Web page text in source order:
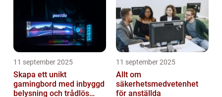
11 september 2025
Skapa ett unikt
gamingbord med inbyggd
belysning och trådlös
11 september 2025
Allt om
säkerhetsmedvetenhet
för anställda